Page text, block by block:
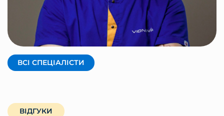
КРАВЦОВ АНДРІЙ
Засновник, фізичний терапевт
ВСІ СПЕЦІАЛІСТИ
ВІДГУКИ